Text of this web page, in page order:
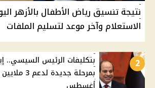
نتيجة تنسيق رياض الأطفال بالأزهر
الاستعلام وآخر موعد لتسليم الملفات
2
بتكليفات الرئيس السيسي..
بمرحلة